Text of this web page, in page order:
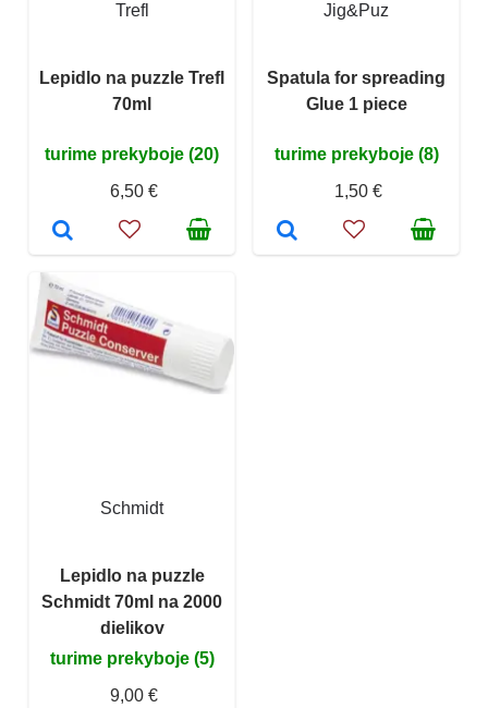
Trefl
Lepidlo na puzzle Trefl
70ml
turime prekyboje (20)
6,50 €
Jig&Puz
Spatula for spreading
Glue 1 piece
turime prekyboje (8)
1,50 €
Schmidt
Lepidlo na puzzle
Schmidt 70ml na 2000
dielikov
turime prekyboje (5)
9,00 €